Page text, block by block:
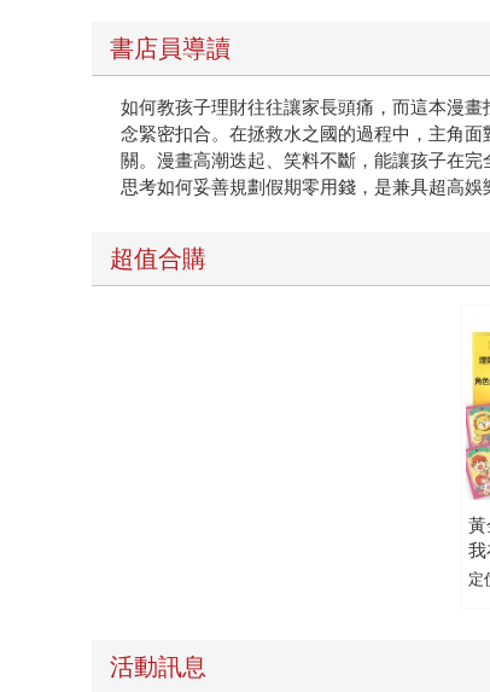
卡。 更特別的是，這本書並不只教孩子「把錢存起來」，因為真正的理財，不只是會省錢，還包括如何創造收入、用錢滾錢、保護自己的財產、避開詐騙風險，以
及學會把錢花費在真正重要的事情上。《黃金獅
本書的過程中，我們（編輯&譯者）最常
點歸零。公主梅格個性很謹慎（不愛花錢
節與角色互動中，讓讀者在哈哈大笑的同時，不知不覺學會了重要的金錢知識。 如果
書店員導讀
如何教孩子理財往往讓家長頭痛，而這本漫
念緊密扣合。在拯救水之國的過程中，主角
關。漫畫高潮迭起、笑料不斷，能讓孩子在
思考如何妥善規劃假期零用錢，是兼具超高娛
超值合購
黃
我
任
定
活動訊息